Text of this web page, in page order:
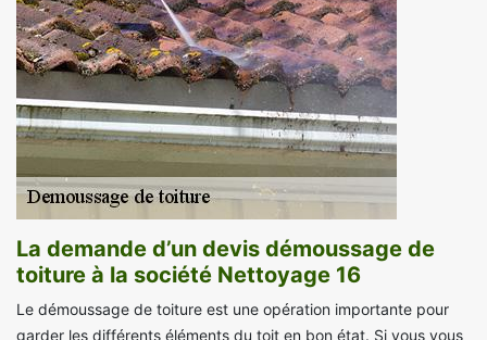
La demande d’un devis démoussage de
toiture à la société Nettoyage 16
Le démoussage de toiture est une opération importante pour
garder les différents éléments du toit en bon état. Si vous vous